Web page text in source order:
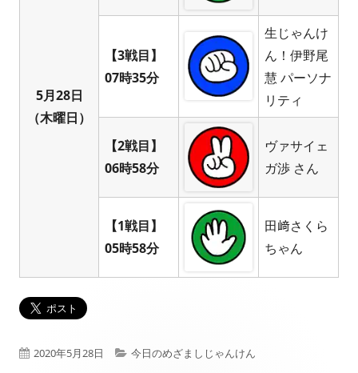
5月28日
（木曜日）
【3戦目】
07時35分
生じゃんけ
ん！伊野尾
慧 パーソナ
リティ
【2戦目】
06時58分
ヴァサイェ
ガ渉 さん
【1戦目】
05時58分
田﨑さくら
ちゃん
公
2020年5月28日
カ
今日のめざましじゃんけん